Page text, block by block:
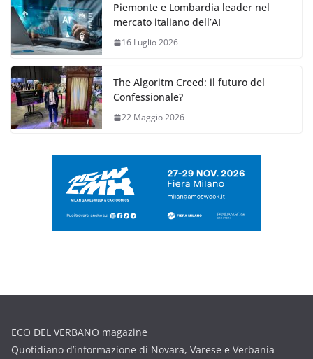
Piemonte e Lombardia leader nel
mercato italiano dell’AI
16 Luglio 2026
The Algoritm Creed: il futuro del
Confessionale?
22 Maggio 2026
ECO DEL VERBANO magazine
Quotidiano d’informazione di Novara, Varese e Verbania